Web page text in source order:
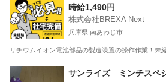
時給1,490円
株式会社BREXA Next
兵庫県 南あわじ市
リチウムイオン電池部品の製造装置の操作作業！
兵庫 南あわじ市 その他
サンライズ ミンチスペ